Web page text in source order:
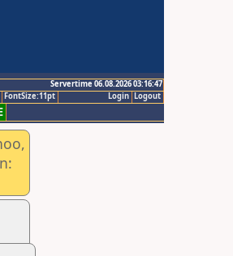
Servertime 06.08.2026 03:16:47
Logout
Login
FontSize:11pt